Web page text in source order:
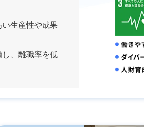
生産性や成果
し、離職率を低